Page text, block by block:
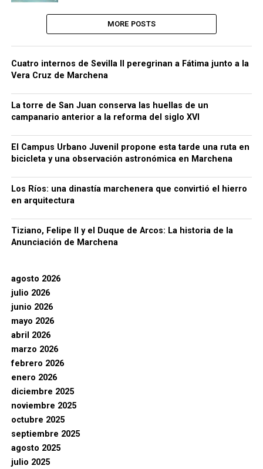
MORE POSTS
Cuatro internos de Sevilla II peregrinan a Fátima junto a la
Vera Cruz de Marchena
La torre de San Juan conserva las huellas de un
campanario anterior a la reforma del siglo XVI
El Campus Urbano Juvenil propone esta tarde una ruta en
bicicleta y una observación astronómica en Marchena
Los Ríos: una dinastía marchenera que convirtió el hierro
en arquitectura
Tiziano, Felipe II y el Duque de Arcos: La historia de la
Anunciación de Marchena
agosto 2026
julio 2026
junio 2026
mayo 2026
abril 2026
marzo 2026
febrero 2026
enero 2026
diciembre 2025
noviembre 2025
octubre 2025
septiembre 2025
agosto 2025
julio 2025